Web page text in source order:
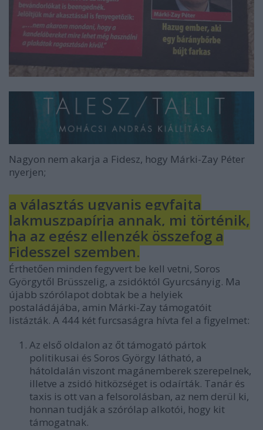
Nagyon nem akarja a Fidesz, hogy Márki-Zay Péter
nyerjen;
a választás ugyanis egyfajta
lakmuszpapírja annak, mi történik,
ha az egész ellenzék összefog a
Fidesszel szemben.
Érthetően minden fegyvert be kell vetni, Soros
Györgytől Brüsszelig, a zsidóktól Gyurcsányig. Ma
újabb szórólapot dobtak be a helyiek
postaládájába, amin Márki-Zay támogatóit
listázták. A 444 két furcsaságra hívta fel a figyelmet:
Az első oldalon az őt támogató pártok
politikusai és Soros György látható, a
hátoldalán viszont magánemberek szerepelnek,
illetve a zsidó hitközséget is odaírták. Tanár és
taxis is ott van a felsorolásban, az nem derül ki,
honnan tudják a szórólap alkotói, hogy kit
támogatnak.